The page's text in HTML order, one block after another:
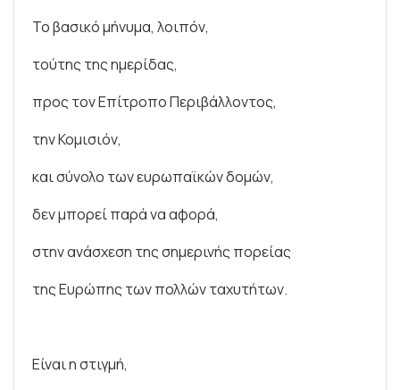
Το βασικό μήνυμα, λοιπόν,
τούτης της ημερίδας,
προς τον Επίτροπο Περιβάλλοντος,
την Κομισιόν,
και σύνολο των ευρωπαϊκών δομών,
δεν μπορεί παρά να αφορά,
στην ανάσχεση της σημερινής πορείας
της Ευρώπης των πολλών ταχυτήτων.
Είναι η στιγμή,